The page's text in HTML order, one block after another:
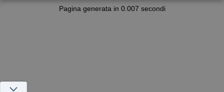
Pagina generata in 0.007 secondi